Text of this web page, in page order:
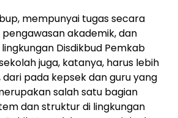
mempunyai tugas secara
akademik, dan
Disdikbud Pemkab
juga, katanya, harus lebih
pada kepsek dan guru yang
salah satu bagian
dan struktur di lingkungan